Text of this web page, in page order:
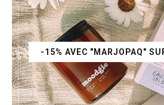
-15% AVEC "MARJOPAQ"